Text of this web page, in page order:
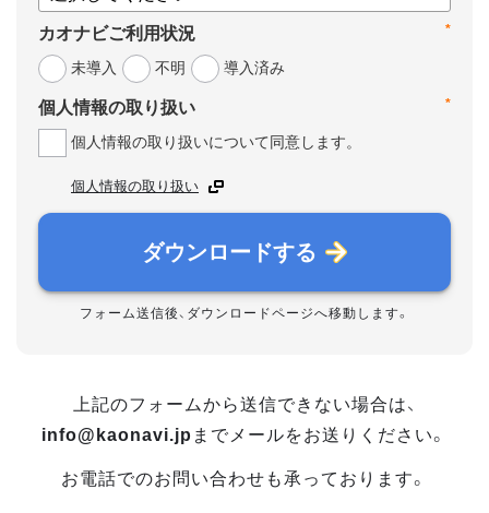
*
カオナビご利用状況
未導入
不明 導入済み
*
個人情報の取り扱い
個人情報の取り扱いについて同意します。
個人情報の取り扱い
ダウンロードする
フォーム送信後、ダウンロードページへ移動します。
上記のフォームから送信できない場合は、
info@kaonavi.jp までメールをお送りください。
お電話でのお問い合わせも承っております。